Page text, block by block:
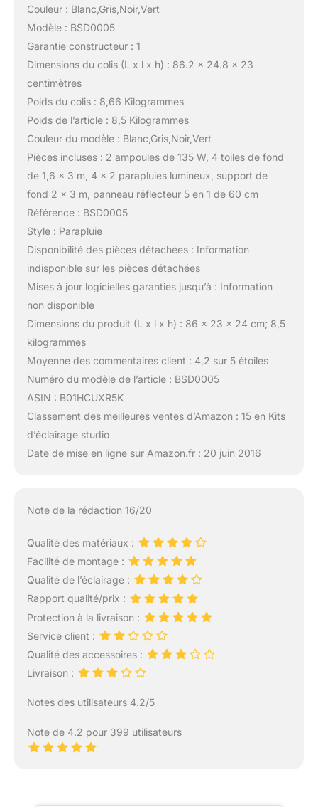
Couleur : Blanc,Gris,Noir,Vert
Modèle : BSD0005
Garantie constructeur : 1
Dimensions du colis (L x l x h) : 86.2 x 24.8 x 23
centimètres
Poids du colis : 8,66 Kilogrammes
Poids de l’article : 8,5 Kilogrammes
Couleur du modèle : Blanc,Gris,Noir,Vert
Pièces incluses : 2 ampoules de 135 W, 4 toiles de fond
de 1,6 x 3 m, 4 x 2 parapluies lumineux, support de
fond 2 x 3 m, panneau réflecteur 5 en 1 de 60 cm
Référence : BSD0005
Style : Parapluie
Disponibilité des pièces détachées : Information
indisponible sur les pièces détachées
Mises à jour logicielles garanties jusqu’à : Information
non disponible
Dimensions du produit (L x l x h) : 86 x 23 x 24 cm; 8,5
kilogrammes
Moyenne des commentaires client : 4,2 sur 5 étoiles
Numéro du modèle de l’article : BSD0005
ASIN : B01HCUXR5K
Classement des meilleures ventes d’Amazon : 15 en Kits
d’éclairage studio
Date de mise en ligne sur Amazon.fr : 20 juin 2016
Note de la rédaction 16/20
Qualité des matériaux :
Facilité de montage :
Qualité de l’éclairage :
Rapport qualité/prix :
Protection à la livraison :
Service client :
Qualité des accessoires :
Livraison :
Notes des utilisateurs 4.2/5
Note de 4.2 pour 399 utilisateurs